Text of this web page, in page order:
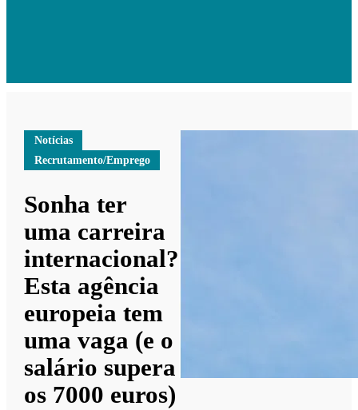
Notícias
Recrutamento/Emprego
Sonha ter
uma carreira
internacional?
Esta agência
europeia tem
uma vaga (e o
salário supera
os 7000 euros)